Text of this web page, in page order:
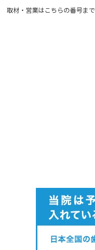
取材・営業はこちらの番号まで